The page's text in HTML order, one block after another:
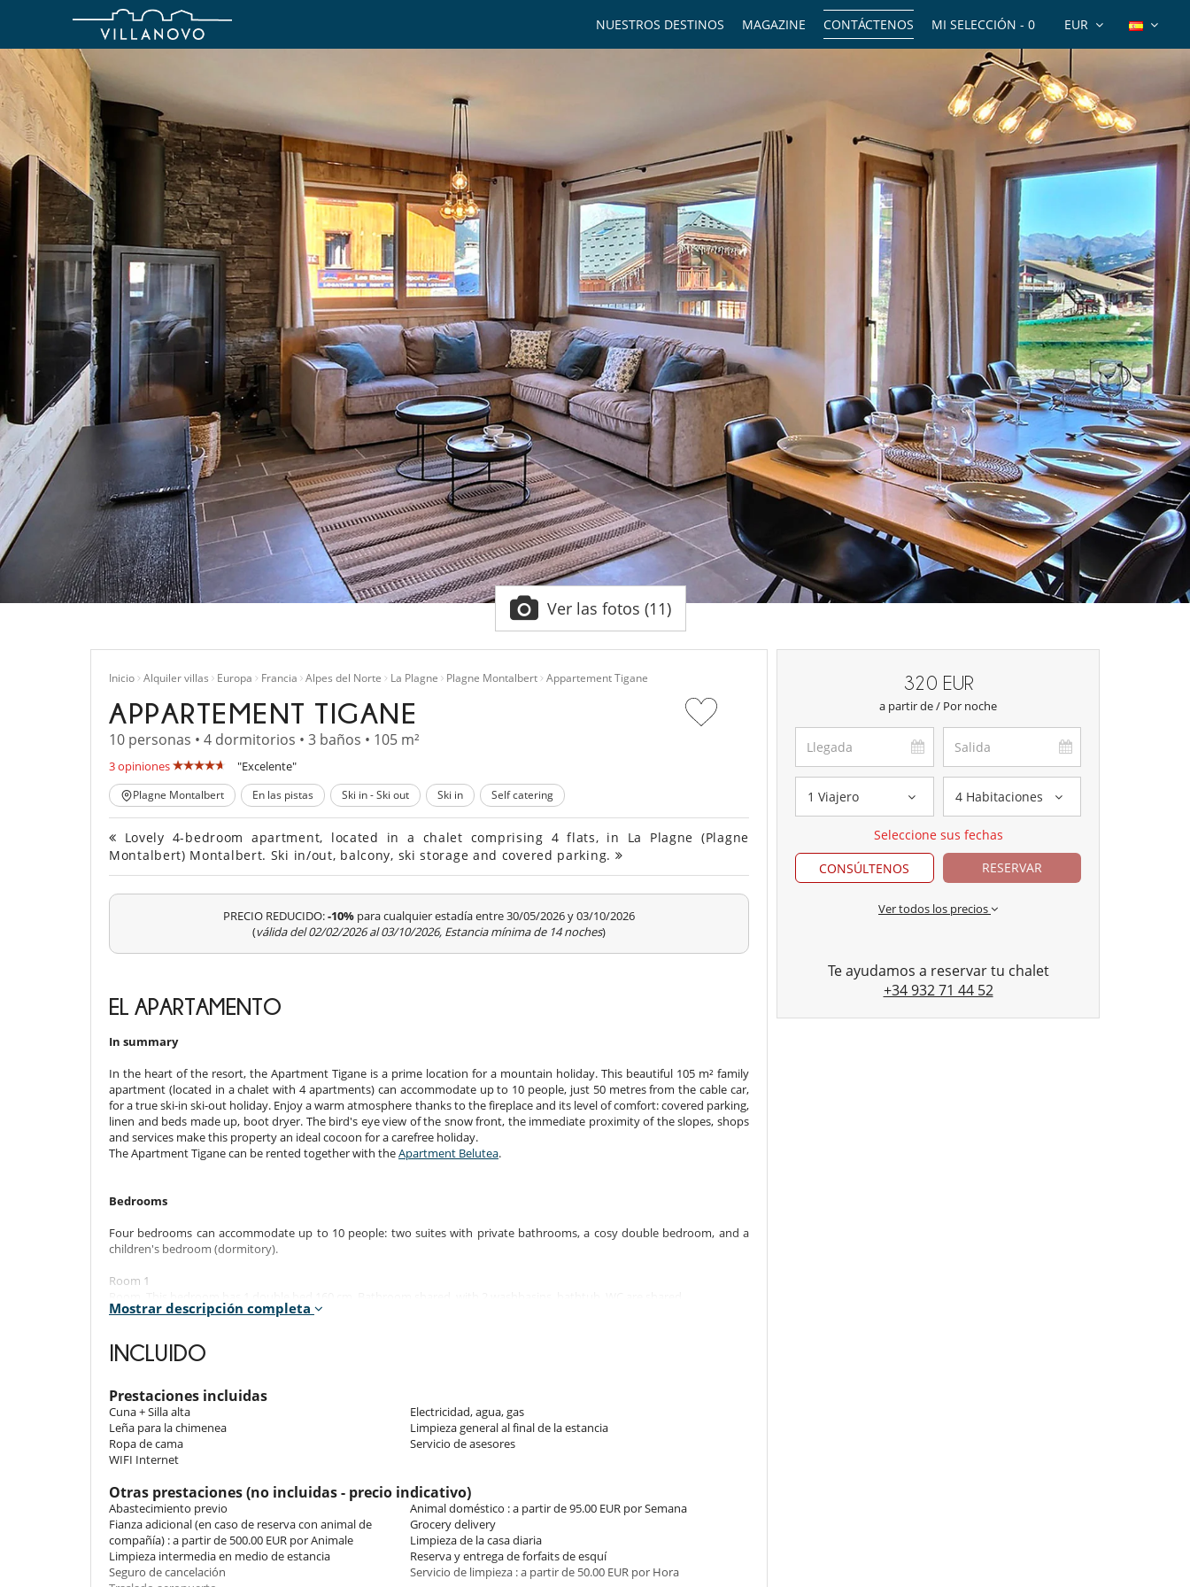
EUR
MI SELECCIÓN - 0
CONTÁCTENOS
MAGAZINE
NUESTROS DESTINOS
Ver las fotos (11)
Inicio Alquiler villas Europa Francia Alpes del Norte La Plagne Plagne Montalbert Appartement Tigane
APPARTEMENT TIGANE
10 personas • 4 dormitorios • 3 baños • 105 m²
3 opiniones "Excelente"
Plagne Montalbert En las pistas Ski in - Ski out Ski in Self catering
Lovely 4-bedroom apartment, located in a chalet comprising 4 flats, in La Plagne (Plagne
Montalbert) Montalbert. Ski in/out, balcony, ski storage and covered parking.
PRECIO REDUCIDO:-10% para cualquier estadía entre 30/05/2026 y 03/10/2026
(válida del 02/02/2026 al 03/10/2026, Estancia mínima de 14 noches)
EL APARTAMENTO
In summary
In the heart of the resort, the Apartment Tigane is a prime location for a mountain holiday. This beautiful 105 m² family
apartment (located in a chalet with 4 apartments) can accommodate up to 10 people, just 50 metres from the cable car,
for a true ski-in ski-out holiday. Enjoy a warm atmosphere thanks to the fireplace and its level of comfort: covered parking,
linen and beds made up, boot dryer. The bird's eye view of the snow front, the immediate proximity of the slopes, shops
and services make this property an ideal cocoon for a carefree holiday.
The Apartment Tigane can be rented together with theApartment Belutea.
Bedrooms
Four bedrooms can accommodate up to 10 people: two suites with private bathrooms, a cosy double bedroom, and a
children's bedroom (dormitory).
Room 1
Room. This bedroom has 1 double bed 160 cm. Bathroom private, with shower. separate WC room. This bedroom
includes also safe.
Room 3
Room. This bedroom has 1 double bed 160 cm. Bathroom private, with shower. separate WC room.
Room 4 - Dortoir :
Children bedroom. This bedroom has 4 bunk beds 90 cm. Bathroom shared, with 2 washbasins, bathtub. WC are shared.
Indoors
The apartment offers beautiful, light-filled rooms. Its spacious living room, decorated with wood panelling, is centred
around a cosy fireplace and a family dining table. The living room opens onto a balcony with a view of the resort. The
kitchen is well equipped.
Mostrar descripción completa
INCLUIDO
Prestaciones incluidas
Cuna + Silla alta
Electricidad, agua, gas
Leña para la chimenea
Limpieza general al final de la estancia
Ropa de cama
Servicio de asesores
WIFI Internet
Otras prestaciones (no incluidas - precio indicativo)
Abastecimiento previo
Animal doméstico : a partir de 95.00 EUR por Semana
Fianza adicional (en caso de reserva con animal de
compañía) : a partir de 500.00 EUR por Animale
Grocery delivery
Limpieza de la casa diaria
Limpieza intermedia en medio de estancia
Reserva y entrega de forfaits de esquí
Seguro de cancelación
Servicio de limpieza : a partir de 50.00 EUR por Hora
320 EUR
a partir de / Por noche
1 Viajero 4 Habitaciones
Seleccione sus fechas
CONSÚLTENOS
RESERVAR
Ver todos los precios
Te ayudamos a reservar tu chalet
+34 932 71 44 52